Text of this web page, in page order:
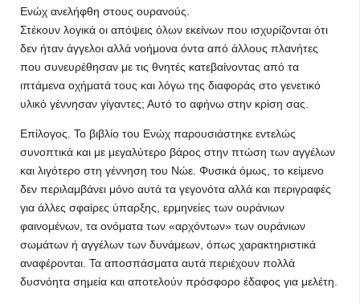
Ενώχ ανελήφθη στους ουρανούς.
Στέκουν λογικά οι απόψεις όλων εκείνων που ισχυρίζονται ότι
δεν ήταν άγγελοι αλλά νοήμονα όντα από άλλους πλανήτες
που συνευρέθησαν με τις θνητές κατεβαίνοντας από τα
ιπτάμενα οχήματά τους και λόγω της διαφοράς στο γενετικό
υλικό γέννησαν γίγαντες; Αυτό το αφήνω στην κρίση σας.
Επίλογος. Το βιβλίο του Ενώχ παρουσιάστηκε εντελώς
συνοπτικά και με μεγαλύτερο βάρος στην πτώση των αγγέλων
και λιγότερο στη γέννηση του Νώε. Φυσικά όμως, το κείμενο
δεν περιλαμβάνει μόνο αυτά τα γεγονότα αλλά και περιγραφές
για άλλες σφαίρες ύπαρξης, ερμηνείες των ουράνιων
φαινομένων, τα ονόματα των «αρχόντων» των ουράνιων
σωμάτων ή αγγέλων των δυνάμεων, όπως χαρακτηριστικά
αναφέρονται. Τα αποσπάσματα αυτά περιέχουν πολλά
δυσνόητα σημεία και αποτελούν πρόσφορο έδαφος για μελέτη.